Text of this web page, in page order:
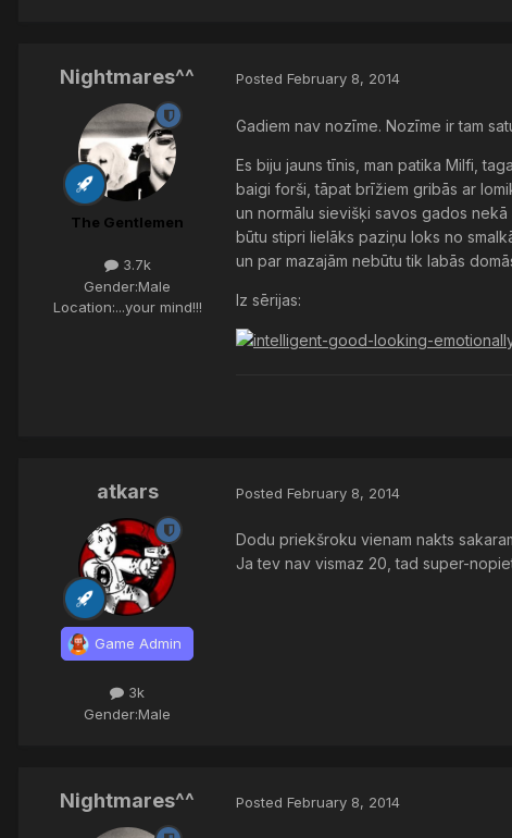
Nightmares^^
The Gentlemen
3.7k
Gender:Male
Location:...your mind!!!
Posted February 8, 2014
Gadiem nav nozīme. Nozīme ir tam
Es biju jauns tīnis, man patika Milfi,
baigi forši, tāpat brīžiem gribās ar
un normālu sievišķi savos gados
būtu stipri lielāks paziņu loks no
un par mazajām nebūtu tik labās
Iz sērijas:
atkars
Game Admin
3k
Gender:Male
Posted February 8, 2014
Dodu priekšroku vienam nakts
Ja tev nav vismaz 20, tad super-
Nightmares^^ Posted February 8, 2014